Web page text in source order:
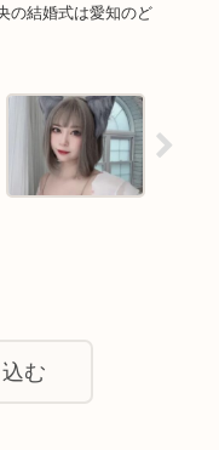
の結婚式は愛知のど
む